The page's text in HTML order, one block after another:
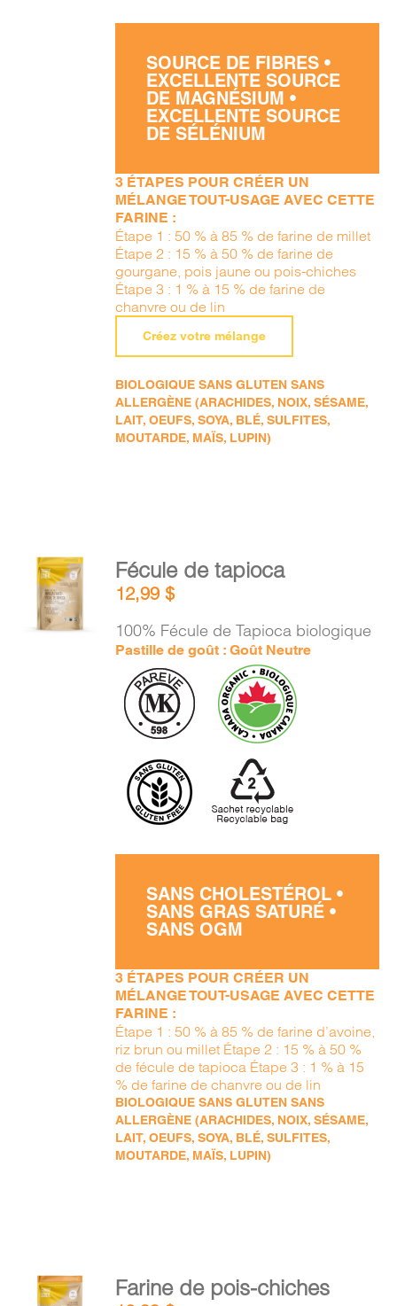
SOURCE DE FIBRES •
EXCELLENTE SOURCE
DE MAGNÉSIUM •
EXCELLENTE SOURCE
DE SÉLÉNIUM
3 ÉTAPES POUR CRÉER UN
MÉLANGE TOUT-USAGE AVEC CETTE
FARINE :
Étape 1 : 50 % à 85 % de farine de millet
Étape 2 : 15 % à 50 % de farine de
gourgane, pois jaune ou pois-chiches
Étape 3 : 1 % à 15 % de farine de
chanvre ou de lin
Créez votre mélange
BIOLOGIQUE SANS GLUTEN SANS
ALLERGÈNE (ARACHIDES, NOIX, SÉSAME,
LAIT, OEUFS, SOYA, BLÉ, SULFITES,
MOUTARDE, MAÏS, LUPIN)
AJOUTER
AU
PANIER
/
DÉTAILS
Fécule de tapioca
12,99$
100% Fécule de Tapioca biologique
Pastille de goût : Goût Neutre
SANS CHOLESTÉROL •
SANS GRAS SATURÉ •
SANS OGM
3 ÉTAPES POUR CRÉER UN
MÉLANGE TOUT-USAGE AVEC CETTE
FARINE :
Étape 1 : 50 % à 85 % de farine d’avoine,
riz brun ou millet Étape 2 : 15 % à 50 %
de fécule de tapioca Étape 3 : 1 % à 15
% de farine de chanvre ou de lin
BIOLOGIQUE SANS GLUTEN SANS
ALLERGÈNE (ARACHIDES, NOIX, SÉSAME,
LAIT, OEUFS, SOYA, BLÉ, SULFITES,
MOUTARDE, MAÏS, LUPIN)
AJOUTER
AU
Farine de pois-chiches